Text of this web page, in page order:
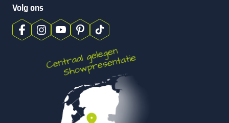
Volg ons